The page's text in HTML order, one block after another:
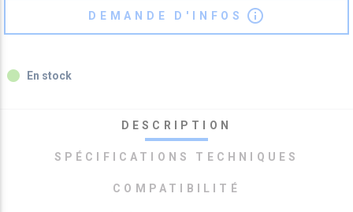
DEMANDE D'INFOS info_outline
fiber_manual_record En stock
DESCRIPTION
SPÉCIFICATIONS TECHNIQUES
COMPATIBILITÉ